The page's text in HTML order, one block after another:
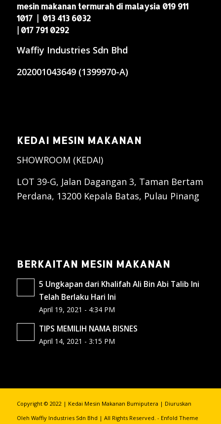
mesin makanan termurah di malaysia 019 911
1017 | 013 413 6032
| 017 791 0292
Waffiy Industries Sdn Bhd
202001043649 (1399970-A)
KEDAI MESIN MAKANAN
SHOWROOM (KEDAI)
LOT 39-G, Jalan Dagangan 3, Taman Bertam
Perdana, 13200 Kepala Batas, Pulau Pinang
BERKAITAN MESIN MAKANAN
5 Ungkapan dari Khalifah Ali Bin Abi Talib Ini
Telah Berlaku Hari Ini
April 19, 2021 - 4:34 PM
TIPS MEMILIH NAMA BISNES
April 14, 2021 - 3:15 PM
Copyright © 2022 | Kedai Mesin Makanan Bumiputera | Diuruskan
Oleh Waffiy Industries Sdn Bhd | All Rights Reserved. - Enfold Theme